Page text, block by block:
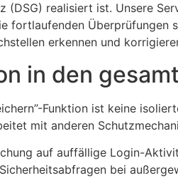
(DSG) realisiert ist. Unsere
fortlaufenden Überprüfungen
erkennen und
in den
Funktion ist keine
mit anderen
auf auffällige Login-
bei